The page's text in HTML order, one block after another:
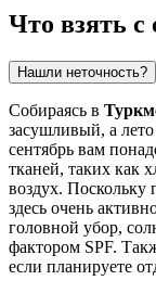
Что взять с
Нашли неточность?
Собираясь в
засушливый, а
сентябрь вам
тканей, таких как
воздух. Поскольку
здесь очень
головной убор,
фактором SPF.
если планируете